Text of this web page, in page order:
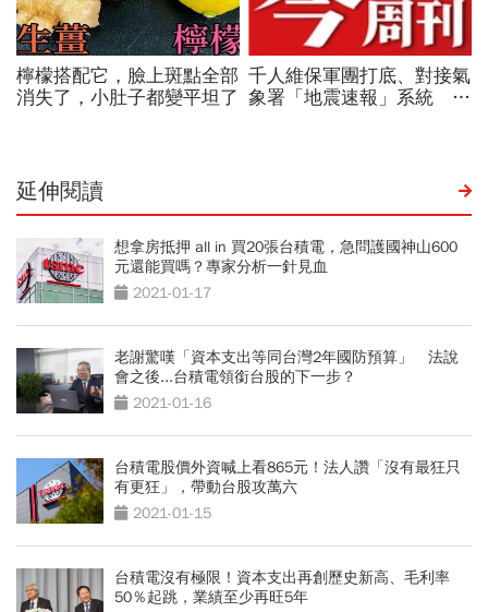
延伸閱讀
想拿房抵押 all in 買20張台積電，急問護國神山600
元還能買嗎？專家分析一針見血
2021-01-17
老謝驚嘆「資本支出等同台灣2年國防預算」 法說
會之後...台積電領銜台股的下一步？
2021-01-16
台積電股價外資喊上看865元！法人讚「沒有最狂只
有更狂」，帶動台股攻萬六
2021-01-15
台積電沒有極限！資本支出再創歷史新高、毛利率
50％起跳，業績至少再旺5年